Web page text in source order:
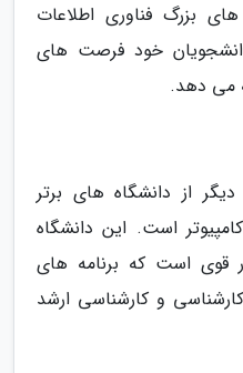
بزرگ فناوری اطلاعات
خود فرصت های
می دهد.
از دانشگاه های برتر
است. این دانشگاه
قوی است که برنامه های
و کارشناسی ارشد